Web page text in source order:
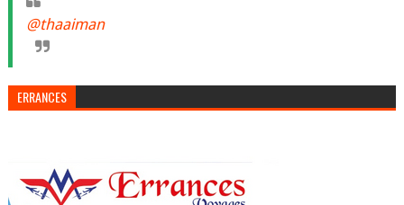
@thaaiman
ERRANCES